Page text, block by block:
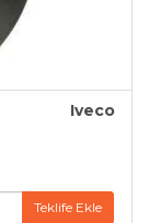
Iveco
Teklife Ekle